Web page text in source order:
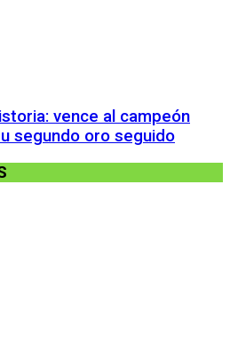
vence al campeón
segundo oro seguido